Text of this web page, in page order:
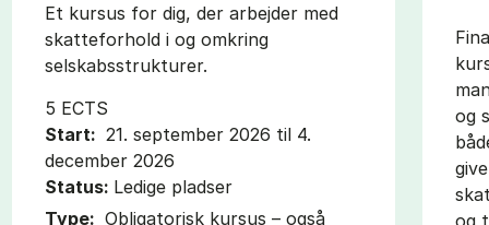
Et kursus for dig, der arbejder med
skatteforhold i og omkring
selskabsstrukturer.
5 ECTS
Start: 21. september 2026 til 4.
december 2026
Status: Ledige pladser
Type: Obligatorisk kursus – også
og
og